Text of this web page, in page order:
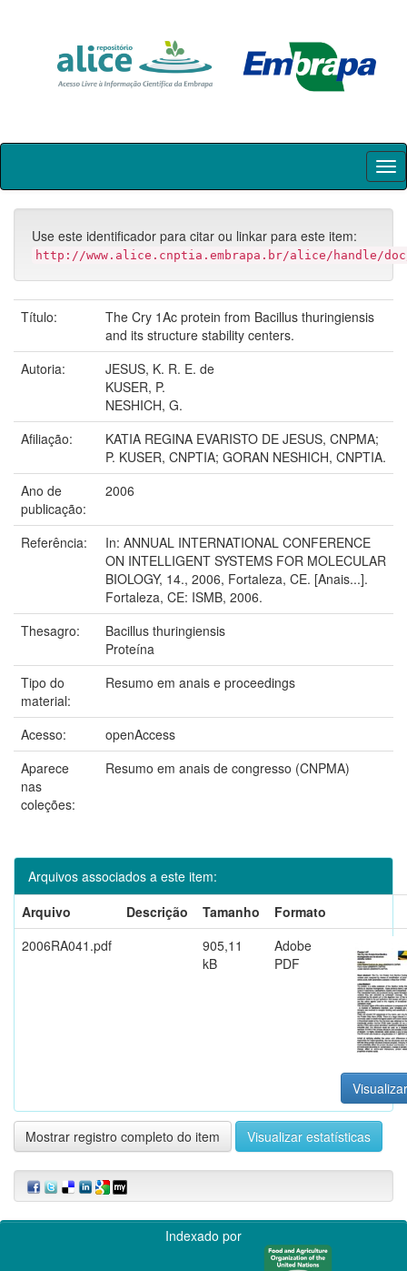
Skip
Use este identificador para citar ou linkar para este item:
http://www.alice.cnptia.embrapa.br/alice/handle/doc/
Título:
The Cry 1Ac protein from Bacillus thuringiensis
and its structure stability centers.
Autoria:
JESUS, K. R. E. de
KUSER, P.
NESHICH, G.
Afiliação:
KATIA REGINA EVARISTO DE JESUS, CNPMA;
P. KUSER, CNPTIA; GORAN NESHICH, CNPTIA.
Ano de
publicação:
2006
Referência:
In: ANNUAL INTERNATIONAL CONFERENCE
ON INTELLIGENT SYSTEMS FOR MOLECULAR
BIOLOGY, 14., 2006, Fortaleza, CE. [Anais...].
Fortaleza, CE: ISMB, 2006.
Thesagro:
Bacillus thuringiensis
Proteína
Tipo do
material:
Resumo em anais e proceedings
Acesso:
openAccess
Aparece
nas
coleções:
Resumo em anais de congresso (CNPMA)
Arquivos associados a este item:
Arquivo
Descrição Tamanho
Formato
2006RA041.pdf
905,11
kB
Adobe
PDF
Mostrar registro completo do item Visualizar estatísticas
Indexado por